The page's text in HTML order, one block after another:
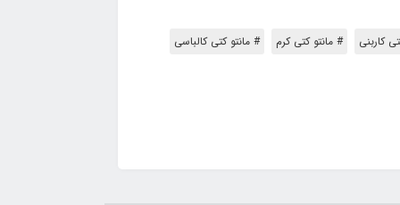
کاربنی # مانتو کتی کرم # مانتو کتی کالباسی